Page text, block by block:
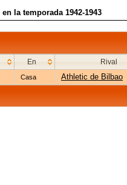
la temporada 1942-1943
En Rival
Casa Athletic de Bilbao